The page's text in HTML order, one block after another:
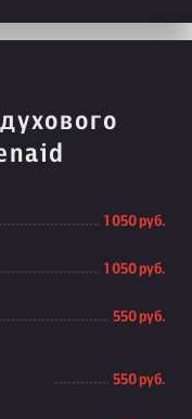
1 050 руб.
1 050 руб.
550 руб.
550 руб.